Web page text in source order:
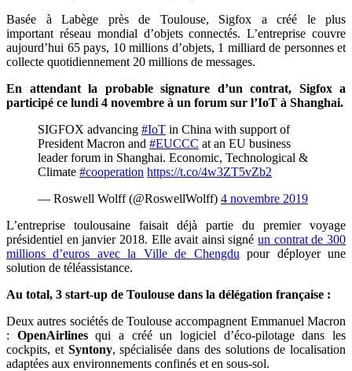
Basée à Labège près de Toulouse, Sigfox a créé le plus
important réseau mondial d’objets connectés. L’entreprise couvre
aujourd’hui 65 pays, 10 millions d’objets, 1 milliard de personnes et
collecte quotidiennement 20 millions de messages.
En attendant la probable signature d’un contrat, Sigfox a
participé ce lundi 4 novembre à un forum sur l’IoT à Shanghai.
SIGFOX advancing #IoT in China with support of
President Macron and #EUCCC at an EU business
leader forum in Shanghai. Economic, Technological &
Climate #cooperation https://t.co/4w3ZT5vZb2
— Roswell Wolff (@RoswellWolff) 4 novembre 2019
L’entreprise toulousaine faisait déjà partie du premier voyage
présidentiel en janvier 2018. Elle avait ainsi signéun contrat de 300
millions d’euros avec la Ville de Chengdu pour déployer une
solution de téléassistance.
Au total, 3 start-up de Toulouse dans la délégation française :
Deux autres sociétés de Toulouse accompagnent Emmanuel Macron
: OpenAirlinesqui a créé unlogiciel d’éco-pilotage dans les
cockpits, et Syntony, spécialisée dans des solutions de localisation
adaptées aux environnements confinés et en sous-sol.